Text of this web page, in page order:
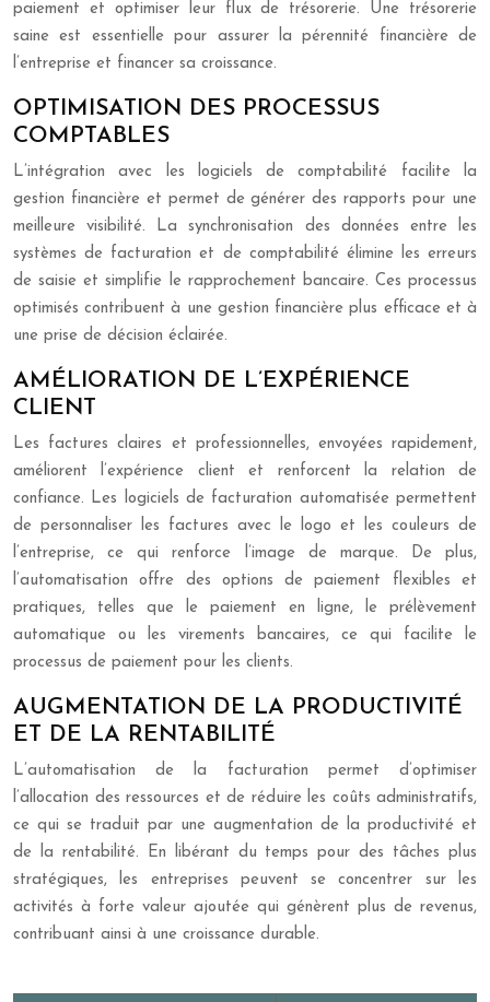
paiement et optimiser leur flux de trésorerie. Une trésorerie
saine est essentielle pour assurer la pérennité financière de
l’entreprise et financer sa croissance.
OPTIMISATION DES PROCESSUS
COMPTABLES
L’intégration avec les logiciels de comptabilité facilite la
gestion financière et permet de générer des rapports pour une
meilleure visibilité. La synchronisation des données entre les
systèmes de facturation et de comptabilité élimine les erreurs
de saisie et simplifie le rapprochement bancaire. Ces processus
optimisés contribuent à une gestion financière plus efficace et à
une prise de décision éclairée.
AMÉLIORATION DE L’EXPÉRIENCE
CLIENT
Les factures claires et professionnelles, envoyées rapidement,
améliorent l’expérience client et renforcent la relation de
confiance. Les logiciels de facturation automatisée permettent
de personnaliser les factures avec le logo et les couleurs de
l’entreprise, ce qui renforce l’image de marque. De plus,
l’automatisation offre des options de paiement flexibles et
pratiques, telles que le paiement en ligne, le prélèvement
automatique ou les virements bancaires, ce qui facilite le
processus de paiement pour les clients.
AUGMENTATION DE LA PRODUCTIVITÉ
ET DE LA RENTABILITÉ
L’automatisation de la facturation permet d’optimiser
l’allocation des ressources et de réduire les coûts administratifs,
ce qui se traduit par une augmentation de la productivité et
de la rentabilité. En libérant du temps pour des tâches plus
stratégiques, les entreprises peuvent se concentrer sur les
activités à forte valeur ajoutée qui génèrent plus de revenus,
contribuant ainsi à une croissance durable.